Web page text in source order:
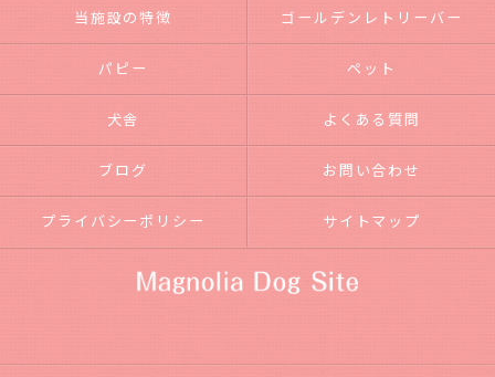
当施設の特徴 ゴールデンレトリーバー
パピー ペット
犬舎 よくある質問
ブログ お問い合わせ
プライバシーポリシー サイトマップ